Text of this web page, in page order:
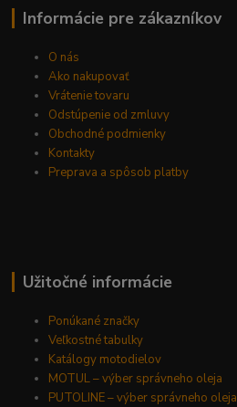
Informácie pre zákazníkov
O nás
Ako nakupovať
Vrátenie tovaru
Odstúpenie od zmluvy
Obchodné podmienky
Kontakty
Preprava a spôsob platby
Užitočné informácie
Ponúkané značky
Veľkostné tabulky
Katálogy motodielov
MOTUL – výber správneho oleja
PUTOLINE – výber správneho oleja